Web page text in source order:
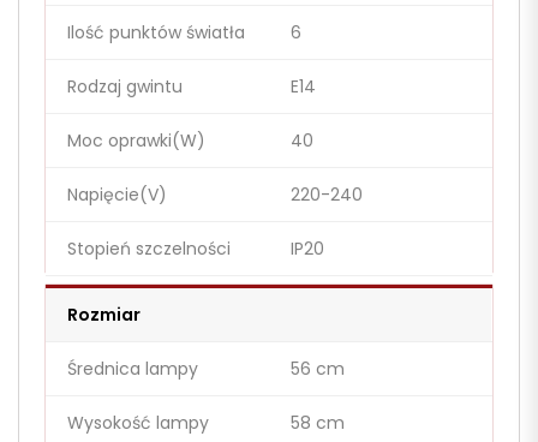
Ilość punktów światła 6
Rodzaj gwintu E14
Moc oprawki(W) 40
Napięcie(V) 220-240
Stopień szczelności IP20
Rozmiar
Średnica lampy 56 cm
Wysokość lampy 58 cm